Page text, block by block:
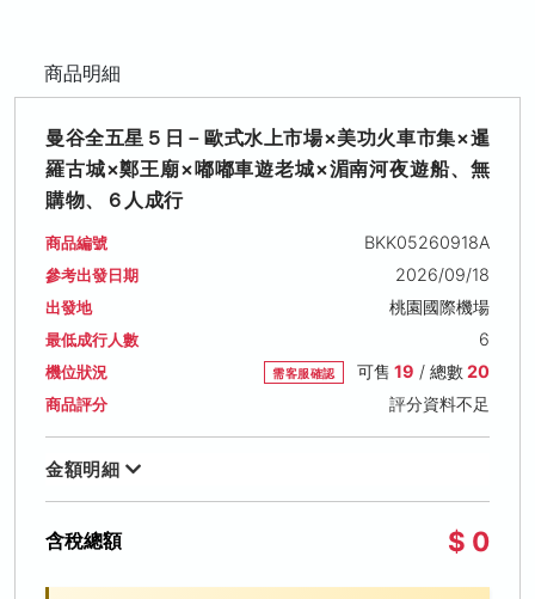
商品明細
曼谷全五星５日－歐式水上市場×美功火車市集×暹
羅古城×鄭王廟×嘟嘟車遊老城×湄南河夜遊船、無
購物、６人成行
商品編號 BKK05260918A
參考出發日期 2026/09/18
出發地 桃園國際機場
最低成行人數 6
機位狀況 需客服確認 可售 19 / 總數20
商品評分 評分資料不足
金額明細
含稅總額 $ 0